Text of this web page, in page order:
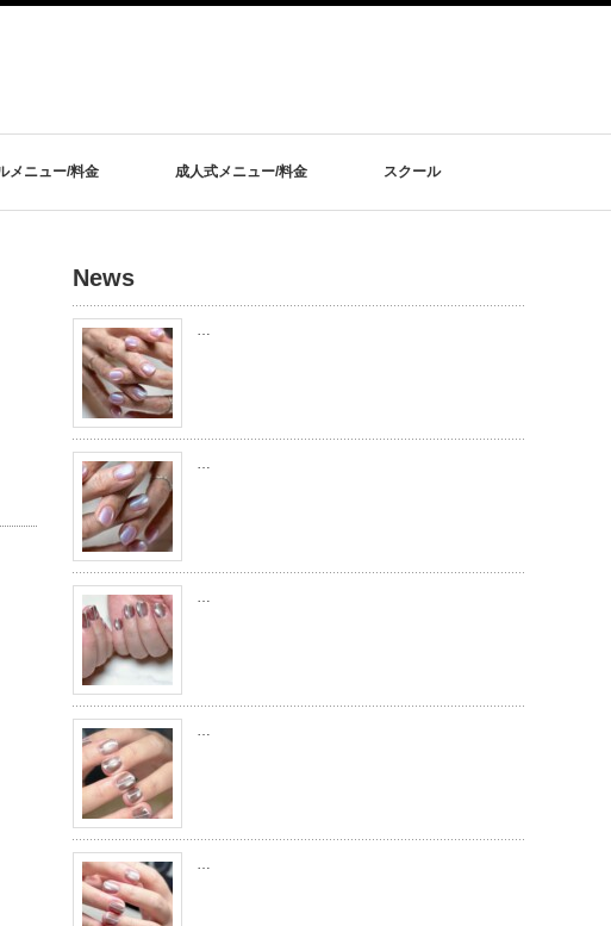
メニュー/料金 成人式メニュー/料金 スクール
News
…
…
…
…
…